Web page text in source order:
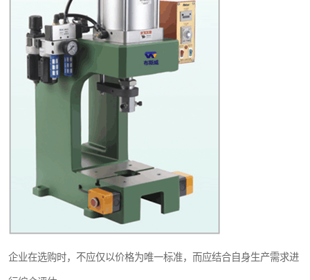
企业在选购时，不应仅以价格为唯一标准，而应结合自身生产需求进